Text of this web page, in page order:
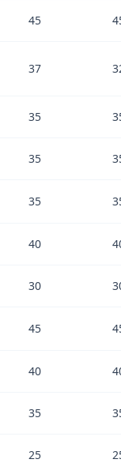
45
37
35
35
35
40
30
45
40
35
25